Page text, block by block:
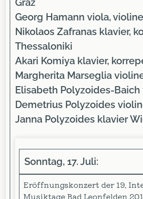
Graz
Georg Hamann viola,
Nikolaos Zafranas klavier,
Thessaloniki
Akari Komiya klavier,
Margherita Marseglia
Elisabeth Polyzoides-Baich
Demetrius Polyzoides
Janna Polyzoides klavier
Sonntag, 17. Juli:
Eröffnungskonzert der 19.
Musiktage Bad Leonfelden